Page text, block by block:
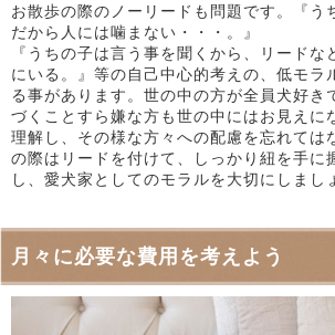
お散歩の際のノーリードも問題です。『う
だから人には噛まない・・・。』
『うちの子は言う事を聞くから、リードな
にいる。』等の自己中心的考えの、低モラ
る事があります。世の中の方が全員犬好き
づくことすら嫌な方も世の中にはお見えに
理解し、その様な方々への配慮を忘れては
の際はリードを付けて、しっかり紐を手に
し、愛犬家としてのモラルを大切にしまし
月々に必要な費用を考えよう